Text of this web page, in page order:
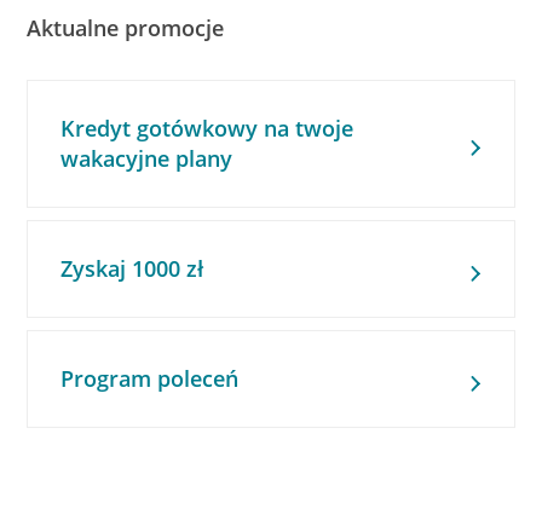
Aktualne promocje
Kredyt gotówkowy na twoje
wakacyjne plany
Zyskaj 1000 zł
Program poleceń